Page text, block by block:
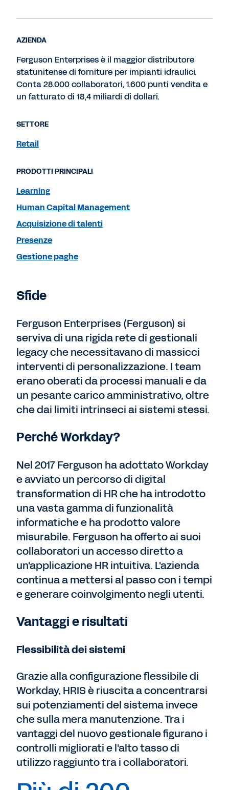
Sfide
Ferguson Enterprises (Ferguson) si
serviva di una rigida rete di gestionali
legacy che necessitavano di massicci
interventi di personalizzazione. I team
erano oberati da processi manuali e da
un pesante carico amministrativo, oltre
che dai limiti intrinseci ai sistemi stessi.
Perché Workday?
Nel 2017 Ferguson ha adottato Workday
e avviato un percorso di digital
transformation di HR che ha introdotto
una vasta gamma di funzionalità
informatiche e ha prodotto valore
misurabile. Ferguson ha offerto ai suoi
collaboratori un accesso diretto a
un'applicazione HR intuitiva. L'azienda
continua a mettersi al passo con i tempi
e generare coinvolgimento negli utenti.
Vantaggi e risultati
Flessibilità dei sistemi
Grazie alla configurazione flessibile di
Workday, HRIS è riuscita a concentrarsi
sui potenziamenti del sistema invece
che sulla mera manutenzione. Tra i
vantaggi del nuovo gestionale figurano i
controlli migliorati e l'alto tasso di
utilizzo raggiunto tra i collaboratori.
AZIENDA
Ferguson Enterprises è il maggior distributore
statunitense di forniture per impianti idraulici.
Conta 28.000 collaboratori, 1.600 punti vendita e
un fatturato di 18,4 miliardi di dollari.
SETTORE
Retail
PRODOTTI PRINCIPALI
Learning
Human Capital Management
Acquisizione di talenti
Presenze
Gestione paghe